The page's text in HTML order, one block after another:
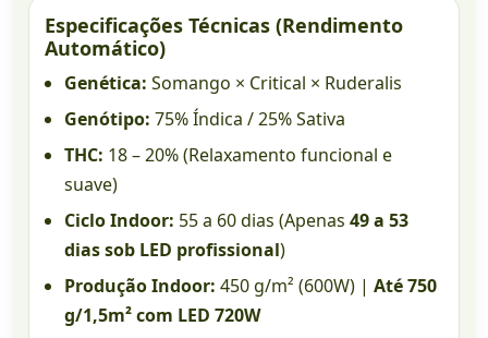
Especificações Técnicas (Rendimento
Automático)
Genética: Somango × Critical × Ruderalis
Genótipo: 75% Índica / 25% Sativa
THC: 18 – 20% (Relaxamento funcional e
suave)
Ciclo Indoor: 55 a 60 dias (Apenas 49 a 53
dias sob LED profissional)
Produção Indoor: 450 g/m² (600W) | Até 750
g/1,5m² com LED 720W